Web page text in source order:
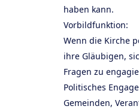
haben kann.
Vorbildfunktion:
Wenn die Kirche
ihre Gläubigen,
Fragen zu
Politisches
Gemeinden,